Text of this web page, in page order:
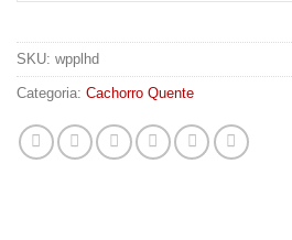
SKU: wpplhd
Categoria: Cachorro Quente